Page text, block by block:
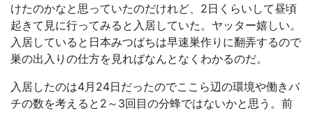
けたのかなと思っていたのだけれど、2日くらいして昼頃
起きて見に行ってみると入居していた。ヤッター嬉しい。
入居していると日本みつばちは早速巣作りに翻弄するので
巣の出入りの仕方を見ればなんとなくわかるのだ。
入居したのは4月24日だったのでここら辺の環境や働きバ
チの数を考えると2～3回目の分蜂ではないかと思う。前